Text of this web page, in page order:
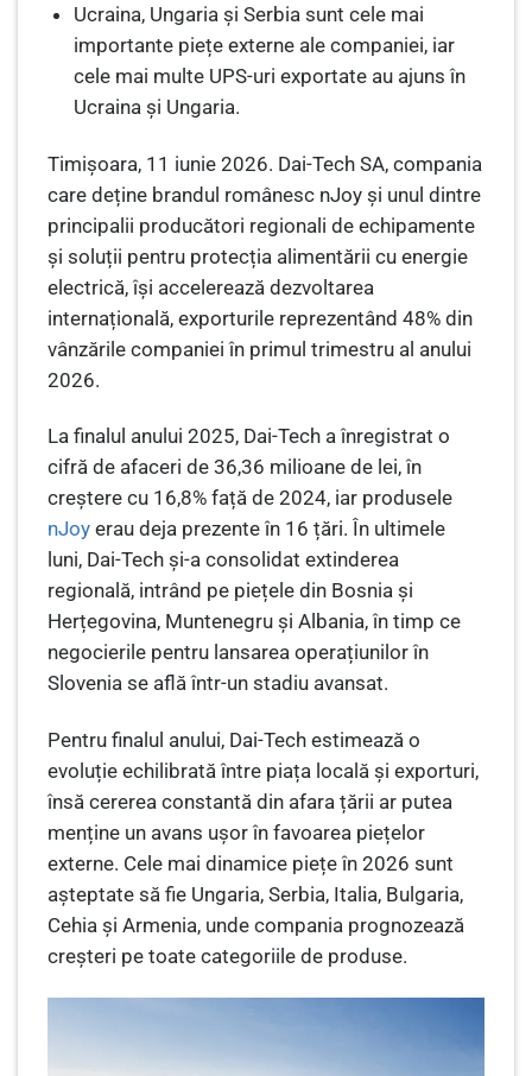
Ucraina, Ungaria și Serbia sunt cele mai
importante piețe externe ale companiei, iar
cele mai multe UPS-uri exportate au ajuns în
Ucraina și Ungaria.
Timișoara, 11 iunie 2026. Dai-Tech SA, compania
care deține brandul românesc nJoy și unul dintre
principalii producători regionali de echipamente
și soluții pentru protecția alimentării cu energie
electrică, își accelerează dezvoltarea
internațională, exporturile reprezentând 48% din
vânzările companiei în primul trimestru al anului
2026.
La finalul anului 2025, Dai-Tech a înregistrat o
cifră de afaceri de 36,36 milioane de lei, în
creștere cu 16,8% față de 2024, iar produsele
nJoy erau deja prezente în 16 țări. În ultimele
luni, Dai-Tech și-a consolidat extinderea
regională, intrând pe piețele din Bosnia și
Herțegovina, Muntenegru și Albania, în timp ce
negocierile pentru lansarea operațiunilor în
Slovenia se află într-un stadiu avansat.
Pentru finalul anului, Dai-Tech estimează o
evoluție echilibrată între piața locală și exporturi,
însă cererea constantă din afara țării ar putea
menține un avans ușor în favoarea piețelor
externe. Cele mai dinamice piețe în 2026 sunt
așteptate să fie Ungaria, Serbia, Italia, Bulgaria,
Cehia și Armenia, unde compania prognozează
creșteri pe toate categoriile de produse.